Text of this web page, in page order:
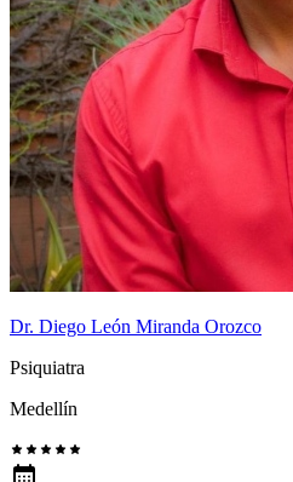
Dr. Diego León Miranda Orozco
Psiquiatra
Medellín